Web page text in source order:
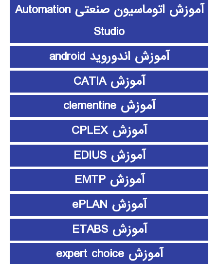
آموزش اتوماسیون صنعتی Automation
Studio
آموزش اندوروید android
آموزش CATIA
آموزش clementine
آموزش CPLEX
آموزش EDIUS
آموزش EMTP
آموزش ePLAN
آموزش ETABS
آموزش expert choice